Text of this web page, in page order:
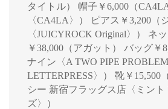
タイトル） 帽子￥6,000（
〈CA4LA〉） ピアス￥3,200（
〈JUICYROCK Original〉） ネ
￥38,000（アガット） バッグ￥
ナイン〈A TWO PIPE PROBLEM
LETTERPRESS〉） 靴￥15,500
シー 新宿フラッグス店〈ミント
ズ〉）